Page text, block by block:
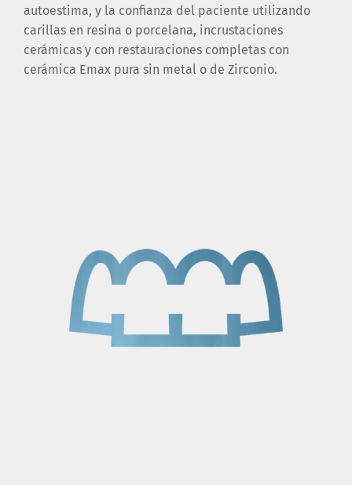
autoestima, y la confianza del paciente utilizando
carillas en resina o porcelana, incrustaciones
cerámicas y con restauraciones completas con
cerámica Emax pura sin metal o de Zirconio.